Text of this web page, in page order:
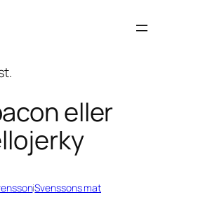
eller
iSvenssons mat